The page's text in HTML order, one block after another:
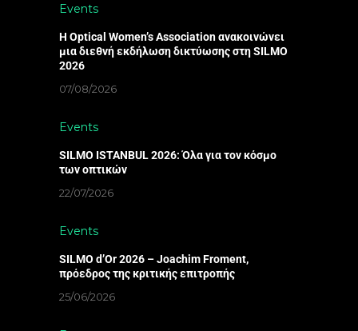
Events
Η Optical Women’s Association ανακοινώνει
μια διεθνή εκδήλωση δικτύωσης στη SILMO
2026
07/08/2026
Events
SILMO ISTANBUL 2026: Όλα για τον κόσμο
των οπτικών
22/07/2026
Events
SILMO d’Or 2026 – Joachim Froment,
πρόεδρος της κριτικής επιτροπής
25/06/2026